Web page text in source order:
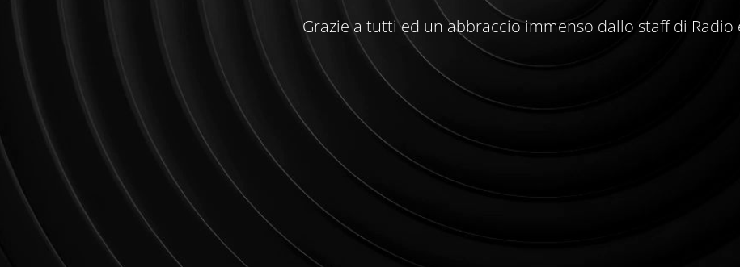
Grazie a tutti ed un abbraccio immenso dallo staff di Radio